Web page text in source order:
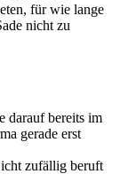
für wie lange
nicht zu
darauf bereits im
gerade erst
zufällig beruft